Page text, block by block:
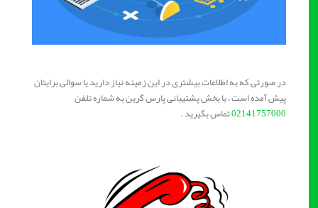
در صورتی که به اطلاعات بیشتری در این زمینه نیاز دارید یا سوالی برایتان
پیش آمده است ، با بخش پشتیبانی پارس گرین به شماره تلفن
02141757000تماس بگیرید .